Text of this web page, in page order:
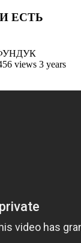
ЕСТЬ
3 years